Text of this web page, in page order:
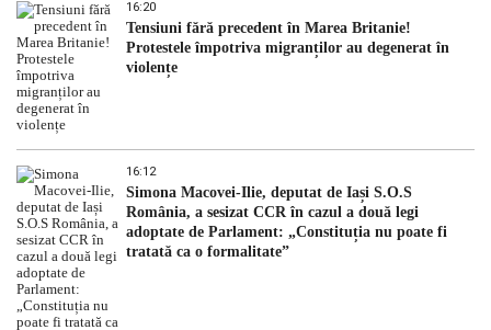
16:20
Tensiuni fără precedent în Marea Britanie!
Protestele împotriva migranților au degenerat în
violențe
16:12
Simona Macovei-Ilie, deputat de Iași S.O.S
România, a sesizat CCR în cazul a două legi
adoptate de Parlament: „Constituția nu poate fi
tratată ca o formalitate”